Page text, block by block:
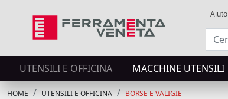
Aiuto
UTENSILI E OFFICINA MACCHINE UTENSILI
HOME UTENSILI E OFFICINA BORSE E VALIGIE